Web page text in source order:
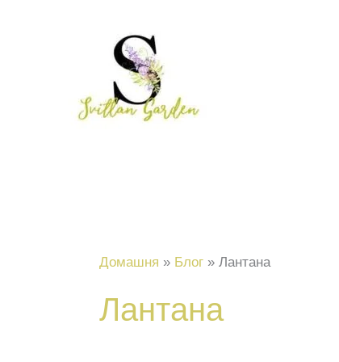
Домашня Блог Лантана
Лантана